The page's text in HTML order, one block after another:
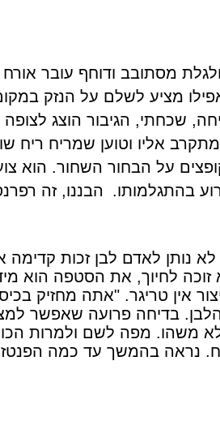
מסתובב ודוחף עובר
מציע לשלם על הנזק
שכחתי, הגיבור הוצג
אליו וטוען שמריח ריח
על הבחור השחור. הוא
בהתגלמותו.
נותן לאדם לבן זכות קדימה
לחיוך, את הסטפה הוא
אין טריגר. "אתה מחזיק
לא משהו. מפה לשם ולמרות
נראה בהמשך עד כמה